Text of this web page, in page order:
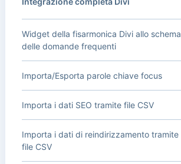
Widget della fisarmonica Divi allo schema
delle domande frequenti
Importa/Esporta parole chiave focus
Importa i dati SEO tramite file CSV
Importa i dati di reindirizzamento tramite
file CSV